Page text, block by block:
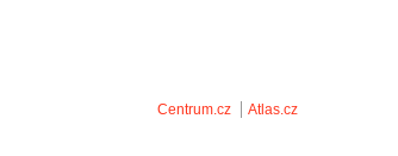
Centrum.cz Atlas.cz